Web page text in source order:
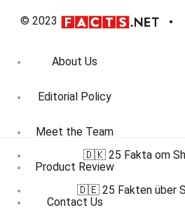
© 2023
About Us
Editorial Policy
Meet the Team
Product Review
Contact Us
🇩🇰 25 Fakta om
🇩🇪 25 Fakten über